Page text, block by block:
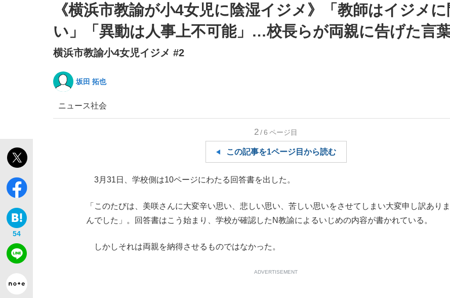
「目標達成できなかったからと言って…」サッカー日本代表・森保一監督...
もっと見る
《横浜市教諭が小4女児に陰湿イジメ》「教師はイジメ
い」「異動は人事上不可能」…校長らが両親に告げた言
横浜市教諭小4女児イジメ #2
坂田 拓也
ニュース社会
54
2/6 ページ目
この記事を1ページ目から読む
3月31日、学校側は10ページにわたる回答書を出した。
「このたびは、美咲さんに大変辛い思い、悲しい思い、苦しい思いをさせてしまい大変申し訳あり
んでした」。回答書はこう始まり、学校が確認したN教諭によるいじめの内容が書かれている。
しかしそれは両親を納得させるものではなかった。
ADVERTISEMENT